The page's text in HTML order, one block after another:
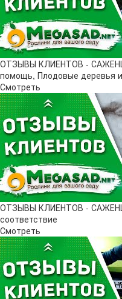
ОТЗЫВЫ КЛИЕНТОВ -
помощь, Плодовые деревья
Смотреть
ОТЗЫВЫ КЛИЕНТОВ -
соответствие
Смотреть